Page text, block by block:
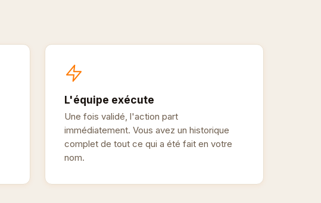
L'équipe exécute
Une fois validé, l'action part
immédiatement. Vous avez un historique
complet de tout ce qui a été fait en votre
nom.